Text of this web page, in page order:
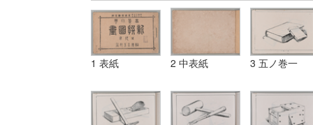
1 表紙 2 中表紙 3 五ノ巻一